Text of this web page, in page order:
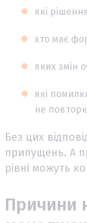
які
хто має
яких змін
які
не
Без цих
припущень. А
рівні можуть
Причини